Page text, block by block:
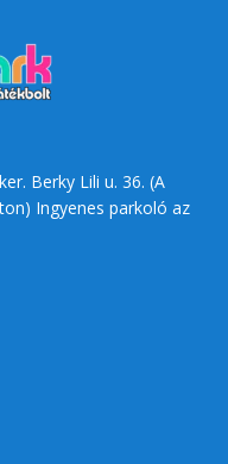
Berky Lili u. 36. (A
Ingyenes parkoló az